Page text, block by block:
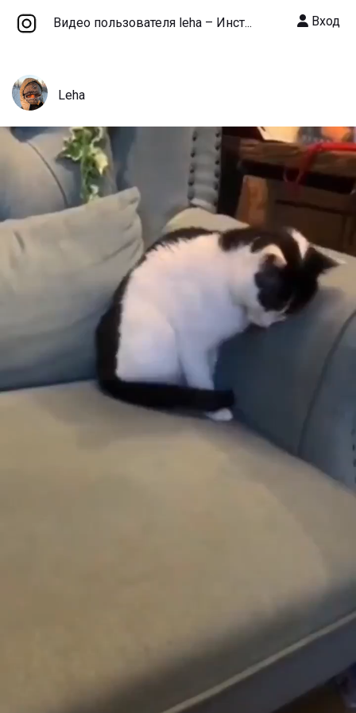
Видео пользователя leha – Инст... Вход
Leha